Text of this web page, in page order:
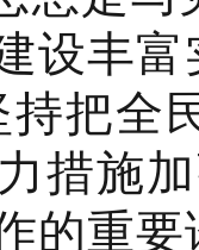
设丰
持把全
措施
的重